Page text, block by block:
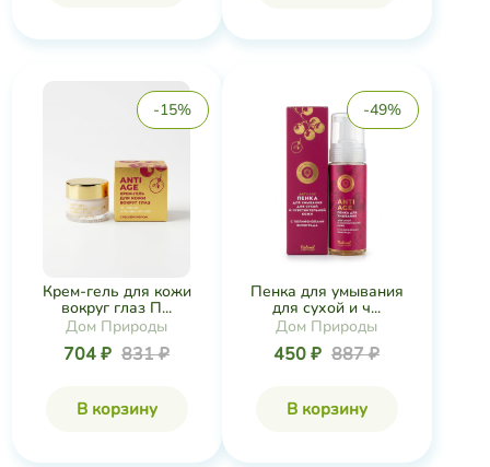
-15%
Крем-гель для кожи
вокруг глаз П...
Дом Природы
704 ₽ 831 ₽
В корзину
-49%
Пенка для умывания
для сухой и ч...
Дом Природы
450 ₽ 887 ₽
В корзину